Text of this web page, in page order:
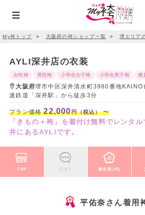
My袴トップ ＞ 大阪府の袴ショップ一覧 ＞ 堺エリア
AYLI深井店の衣装
女性袴 男性袴 小学生女子袴 小学生男子袴 教
大阪府堺市中区深井清水町3980番地KAINO
速鉄道「深井駅」から徒歩3分
プラン価格22,000円（税込）〜
「きもの＋袴」を着付け無料でレンタ
井にあるAYLIです。
TOP 口コミ 袴衣装(49)
平佑奈さん着用